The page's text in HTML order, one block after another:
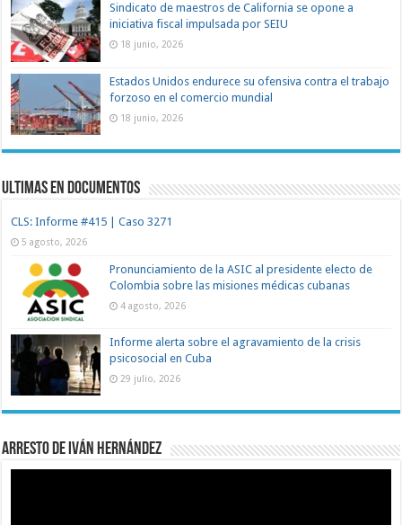
Sindicato de maestros de California se opone a
iniciativa fiscal impulsada por SEIU
18 junio, 2026
Estados Unidos endurece su ofensiva contra el trabajo
forzoso en el comercio mundial
18 junio, 2026
Ultimas en documentos
CLS: Informe #415 | Caso 3271
5 agosto, 2026
Pronunciamiento de la ASIC al presidente electo de
Colombia sobre las misiones médicas cubanas
4 agosto, 2026
Informe alerta sobre el agravamiento de la crisis
psicosocial en Cuba
29 julio, 2026
Arresto de Iván Hernández